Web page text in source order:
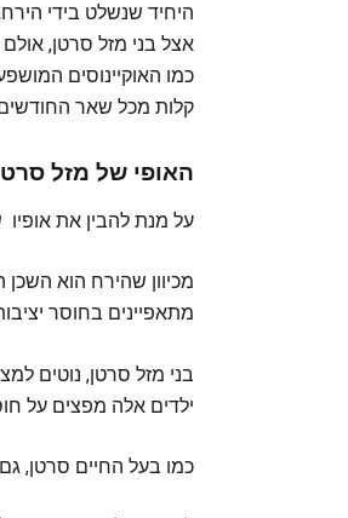
היחיד שנשלט בידי
אצל בני מזל סרטן,
כמו האוקיינוסים
קלות מכל שאר
האופי של מזל
על מנת להבין את
מכיוון שהירח הוא
מתאפיינים בחוסר
בני מזל סרטן, נוטים
ילדים אלה מפצים על
כמו בעל החיים סרטן,